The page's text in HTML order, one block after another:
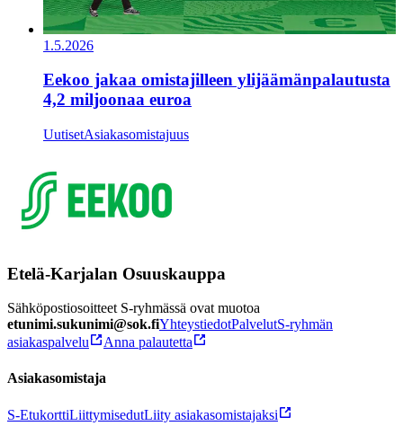
1.5.2026
Eekoo jakaa omistajilleen ylijäämänpalautusta
4,2 miljoonaa euroa
UutisetAsiakasomistajuus
Etelä-Karjalan Osuuskauppa
Sähköpostiosoitteet S-ryhmässä ovat muotoa
etunimi.sukunimi@sok.fiYhteystiedotPalvelutS-ryhmän
asiakaspalvelu
Anna palautetta
Asiakasomistaja
S-EtukorttiLiittymisedutLiity asiakasomistajaksi